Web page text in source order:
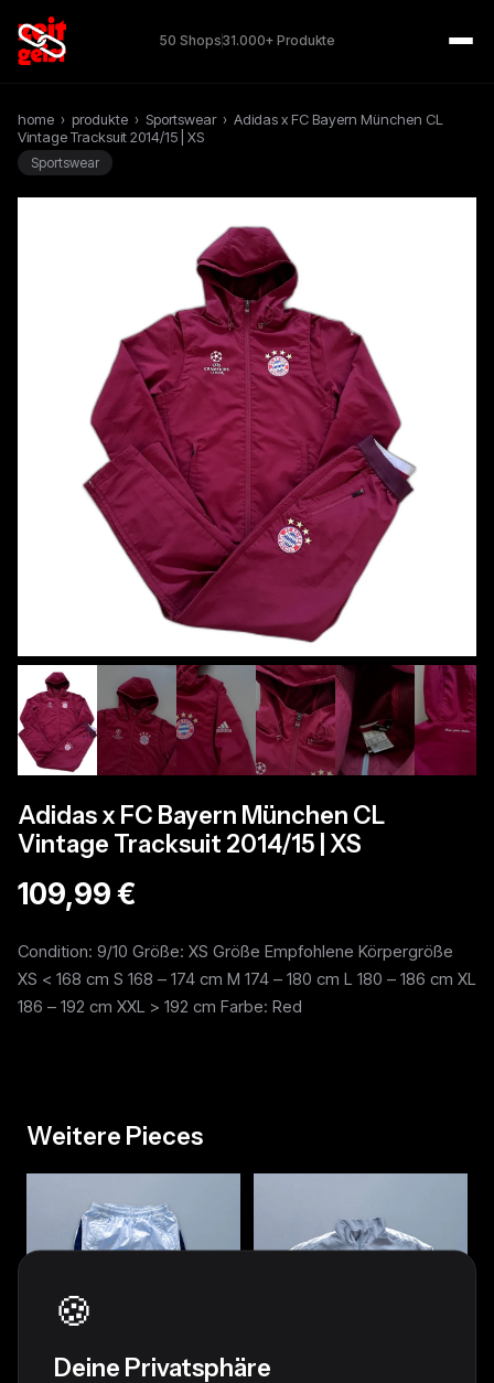
50 Shops31.000+ Produkte
home › produkte › Sportswear › Adidas x FC Bayern München CL
Vintage Tracksuit 2014/15 | XS
Sportswear
Adidas x FC Bayern München CL
Vintage Tracksuit 2014/15 | XS
109,99 €
Condition: 9/10 Größe: XS Größe Empfohlene Körpergröße
XS < 168 cm S 168 – 174 cm M 174 – 180 cm L 180 – 186 cm XL
186 – 192 cm XXL > 192 cm Farbe: Red
Weitere Pieces
🍪
Deine Privatsphäre